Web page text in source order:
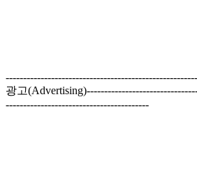
광고
-----------------------------------------